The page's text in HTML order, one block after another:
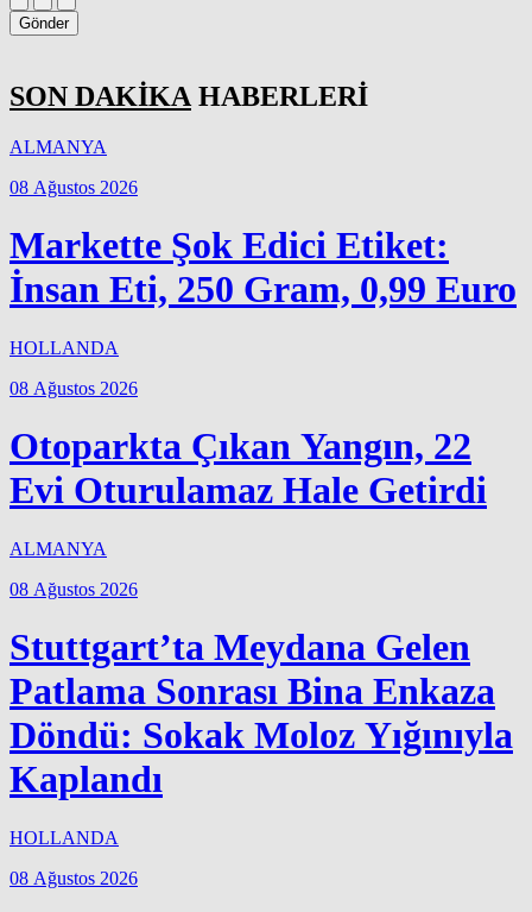
Gönder
SON DAKİKA HABERLERİ
ALMANYA
08 Ağustos 2026
Markette Şok Edici Etiket:
İnsan Eti, 250 Gram, 0,99 Euro
HOLLANDA
08 Ağustos 2026
Otoparkta Çıkan Yangın, 22
Evi Oturulamaz Hale Getirdi
ALMANYA
08 Ağustos 2026
Stuttgart’ta Meydana Gelen
Patlama Sonrası Bina Enkaza
Döndü: Sokak Moloz Yığınıyla
Kaplandı
HOLLANDA
08 Ağustos 2026